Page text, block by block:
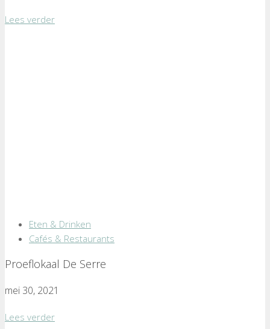
Lees verder
Eten & Drinken
Cafés & Restaurants
Proeflokaal De Serre
mei 30, 2021
Lees verder